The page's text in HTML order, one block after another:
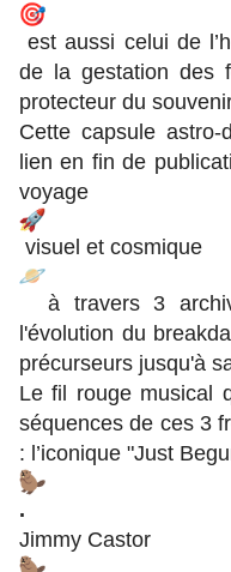
est aussi celui de
de la gestation des
protecteur du
Cette capsule
lien en fin de
voyage
visuel et cosmique
à travers 3
l'évolution du
précurseurs jusqu'à
Le fil rouge musical
séquences de ces 3
: l’iconique "Just
.
Jimmy Castor